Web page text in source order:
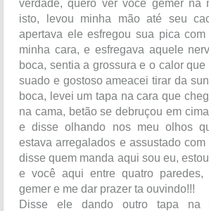
verdade, quero ver você gemer na
isto, levou minha mão até seu
apertava ele esfregou sua pica
minha cara, e esfregava aquele
boca, sentia a grossura e o calor
suado e gostoso ameacei tirar da
boca, levei um tapa na cara que
na cama, betão se debruçou em
e disse olhando nos meu olhos
estava arregalados e assustado
disse quem manda aqui sou eu,
e você aqui entre quatro
gemer e me dar prazer ta ouvindo!!!
Disse ele dando outro tapa na